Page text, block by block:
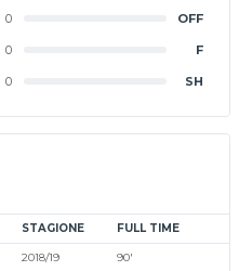
0 OFF
0 F
0 SH
STAGIONE FULL TIME
2018/19 90'